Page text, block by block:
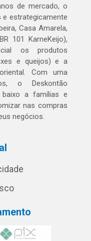
de mercado, o
estrategicamente
Casa Amarela,
101 KarneKeijo),
os produtos
e queijos) e a
Com uma
o Deskontão
baixo a famílias e
nas compras
negócios.